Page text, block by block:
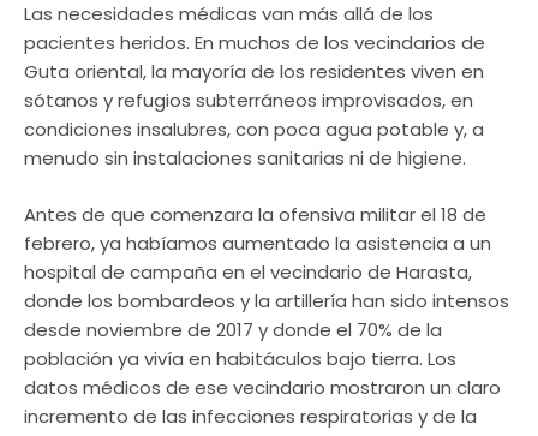
Las necesidades médicas van más allá de los
pacientes heridos. En muchos de los vecindarios de
Guta oriental, la mayoría de los residentes viven en
sótanos y refugios subterráneos improvisados, en
condiciones insalubres, con poca agua potable y, a
menudo sin instalaciones sanitarias ni de higiene.
Antes de que comenzara la ofensiva militar el 18 de
febrero, ya habíamos aumentado la asistencia a un
hospital de campaña en el vecindario de Harasta,
donde los bombardeos y la artillería han sido intensos
desde noviembre de 2017 y donde el 70% de la
población ya vivía en habitáculos bajo tierra. Los
datos médicos de ese vecindario mostraron un claro
incremento de las infecciones respiratorias y de la